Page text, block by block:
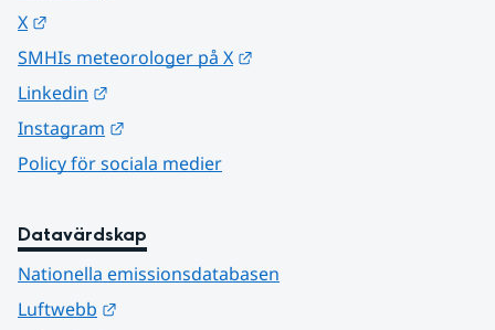
X
SMHIs meteorologer på X
Linkedin
Instagram
Policy för sociala medier
Datavärdskap
Nationella emissionsdatabasen
Luftwebb